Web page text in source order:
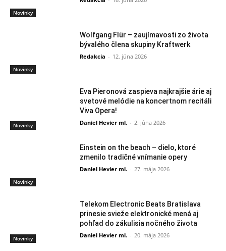
Novinky
Novinky
Wolfgang Flür – zaujímavosti zo života
bývalého člena skupiny Kraftwerk
Redakcia - 12. júna 2026
Novinky
Eva Pieronová zaspieva najkrajšie árie aj
svetové melódie na koncertnom recitáli
Viva Opera!
Daniel Hevier ml. - 2. júna 2026
Novinky
Einstein on the beach – dielo, ktoré
zmenilo tradičné vnímanie opery
Daniel Hevier ml. - 27. mája 2026
Novinky
Telekom Electronic Beats Bratislava
prinesie svieže elektronické mená aj
pohľad do zákulisia nočného života
Daniel Hevier ml. - 20. mája 2026